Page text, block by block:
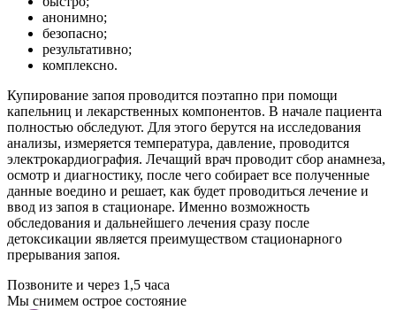
анонимно;
безопасно;
результативно;
комплексно.
Купирование запоя проводится поэтапно при помощи
капельниц и лекарственных компонентов. В начале пациента
полностью обследуют. Для этого берутся на исследования
анализы, измеряется температура, давление, проводится
электрокардиография. Лечащий врач проводит сбор анамнеза,
осмотр и диагностику, после чего собирает все полученные
данные воедино и решает, как будет проводиться лечение и
ввод из запоя в стационаре. Именно возможность
обследования и дальнейшего лечения сразу после
детоксикации является преимуществом стационарного
прерывания запоя.
Позвоните и через 1,5 часа
Мы снимем острое состояние